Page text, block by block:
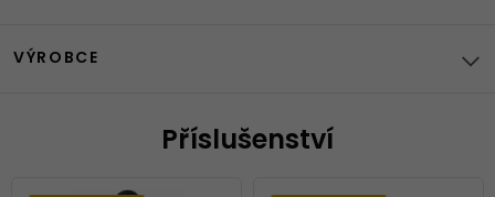
VÝROBCE
Příslušenství